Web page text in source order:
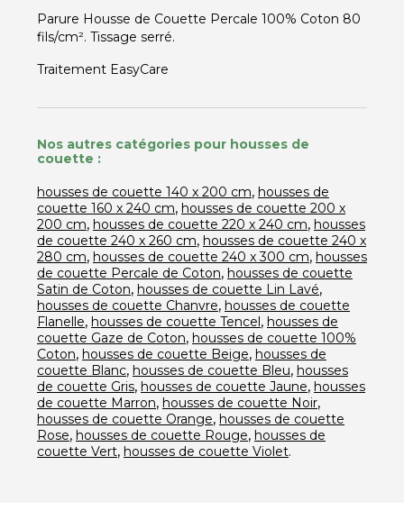
Parure Housse de Couette Percale 100% Coton 80
fils/cm². Tissage serré.
Traitement EasyCare
Nos autres catégories pour housses de
couette :
housses de couette 140 x 200 cm, housses de
couette 160 x 240 cm, housses de couette 200 x
200 cm, housses de couette 220 x 240 cm, housses
de couette 240 x 260 cm, housses de couette 240 x
280 cm, housses de couette 240 x 300 cm, housses
de couette Percale de Coton, housses de couette
Satin de Coton, housses de couette Lin Lavé,
housses de couette Chanvre, housses de couette
Flanelle, housses de couette Tencel, housses de
couette Gaze de Coton, housses de couette 100%
Coton, housses de couette Beige, housses de
couette Blanc, housses de couette Bleu, housses
de couette Gris, housses de couette Jaune, housses
de couette Marron, housses de couette Noir,
housses de couette Orange, housses de couette
Rose, housses de couette Rouge, housses de
couette Vert, housses de couette Violet.